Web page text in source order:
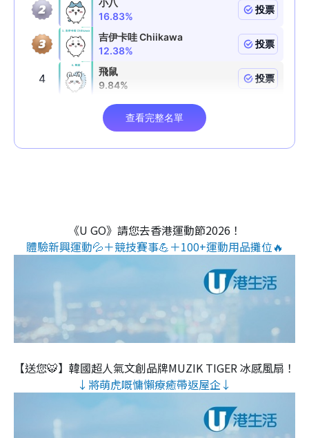
《U GO》請您去香港運動節2026！
體驗新興運動💦＋競技賽事💪＋100+運動用品攤位🔥
【送您🐯】韓國超人氣文創品牌MUZIK TIGER 冰感風扇！
↓將萌虎嘅慵懶療癒帶返屋企↓